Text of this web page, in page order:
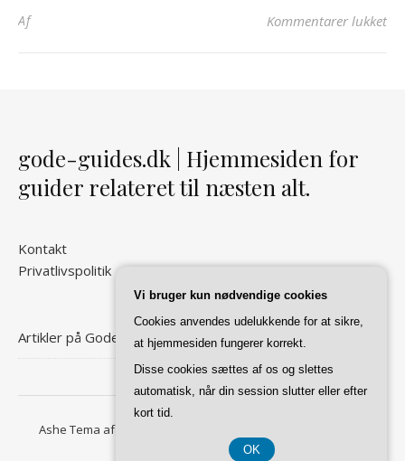
Af Kommentarer lukkettil
gode-guides.dk | Hjemmesiden for
guider relateret til næsten alt.
Kontakt
Privatlivspolitik
Artikler på Gode Guides
Ashe Tema af
Vi bruger kun nødvendige cookies
Cookies anvendes udelukkende for at sikre,
at hjemmesiden fungerer korrekt.
Disse cookies sættes af os og slettes
automatisk, når din session slutter eller efter
kort tid.
OK